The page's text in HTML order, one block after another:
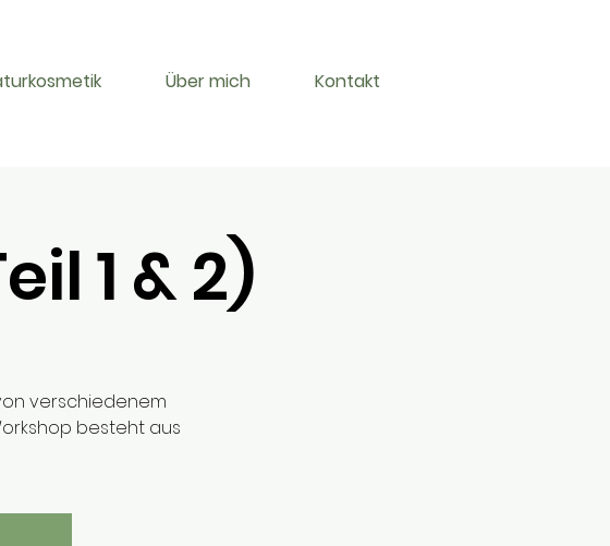
Über mich Kontakt
1 & 2)
verschiedenem
besteht aus